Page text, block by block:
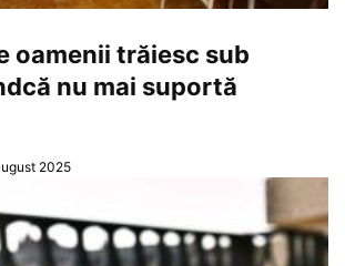
oamenii trăiesc sub
nu mai suportă
2025